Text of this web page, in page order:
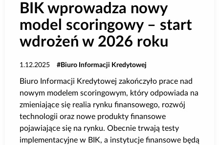
BIK wprowadza nowy
model scoringowy – start
wdrożeń w 2026 roku
1.12.2025 Biuro Informacji Kredytowej
Biuro Informacji Kredytowej zakończyło prace nad
nowym modelem scoringowym, który odpowiada na
zmieniające się realia rynku finansowego, rozwój
technologii oraz nowe produkty finansowe
pojawiające się na rynku. Obecnie trwają testy
implementacyjne w BIK, a instytucje finansowe będą